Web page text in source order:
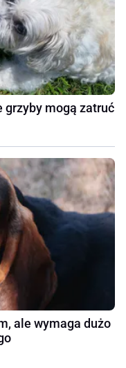
grzyby mogą zatruć
ale wymaga dużo